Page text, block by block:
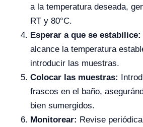
a la temperatura deseada,
RT y 80°C.
Esperar a que se estabilice:
alcance la temperatura
introducir las muestras.
Colocar las muestras:
frascos en el baño,
bien sumergidos.
Monitorear: Revise